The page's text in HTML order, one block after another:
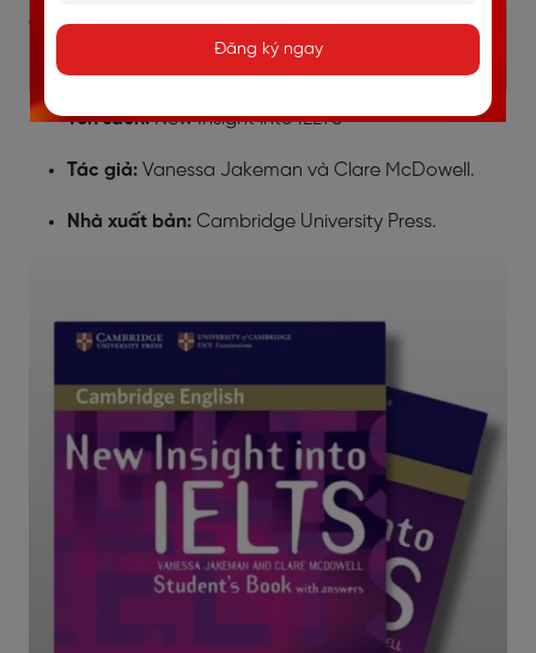
1.4. Sách học IELTS 6.0: New Insight
into IELTS
Tên sách:New Insight into IELTS
Tác giả: Vanessa Jakeman và Clare McDowell.
Nhà xuất bản: Cambridge University Press.
Đăng ký ngay